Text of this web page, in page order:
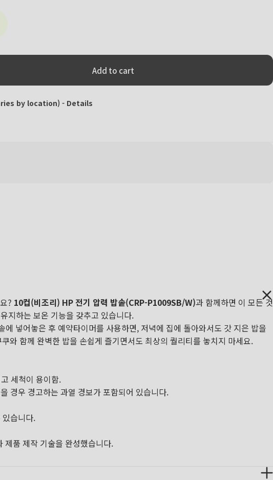
Add to cart
by location) - Details
? 10컵(비조리) HP 전기 압력 밥솥(CRP-P1009SB/W)과 함께하면 이 모든 것
지하는 보온 기능을 갖추고 있습니다.
넣어놓은 후 예약타이머를 사용하면, 저녁에 집에 돌아와서도 갓 지은 밥을
와 함께 완벽한 밥을 손쉽게 즐기면서도 최상의 퀄리티를 놓치지 마세요.
세척이 용이함.
경우 경고하는 과열 경보가 포함되어 있습니다.
습니다.
제품 제작 기술을 완성했습니다.